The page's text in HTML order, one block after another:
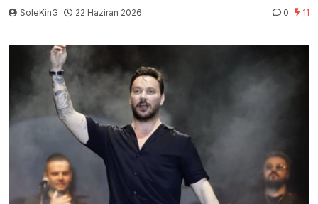
SoleKinG 22 Haziran 2026 0 11